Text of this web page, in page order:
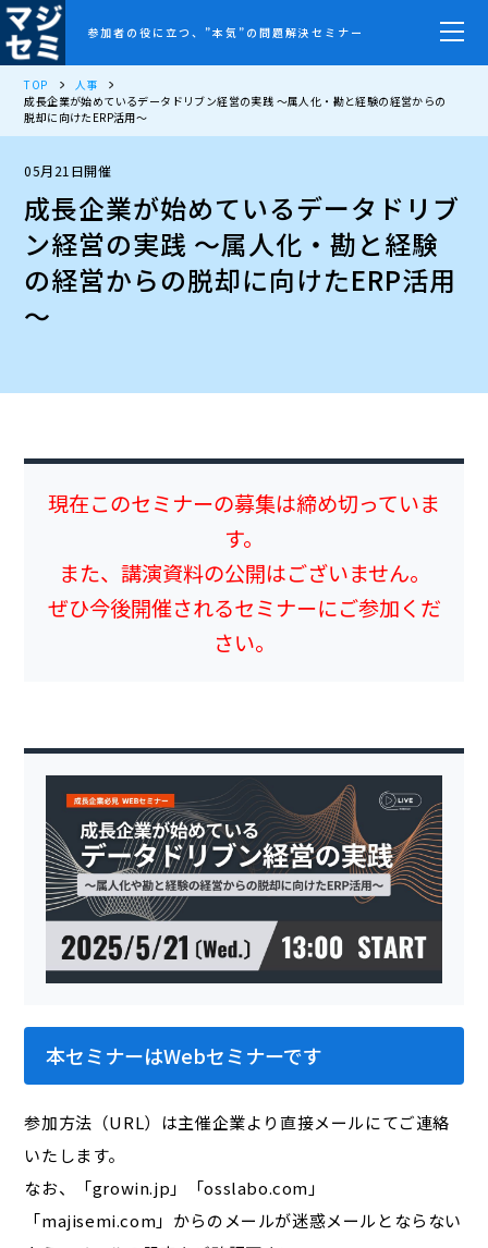
参加者の役に立つ、”本気”の問題解決セミナー
TOP
人事
成長企業が始めているデータドリブン経営の実践 ～属人化・勘と経験の経営からの
脱却に向けたERP活用～
05月21日開催
成長企業が始めているデータドリブ
ン経営の実践 ～属人化・勘と経験
の経営からの脱却に向けたERP活用
～
現在このセミナーの募集は締め切っていま
す。
また、講演資料の公開はございません。
ぜひ今後開催されるセミナーにご参加くだ
さい。
本セミナーはWebセミナーです
参加方法（URL）は主催企業より直接メールにてご連絡
いたします。
なお、「growin.jp」「osslabo.com」
「majisemi.com」からのメールが迷惑メールとならない